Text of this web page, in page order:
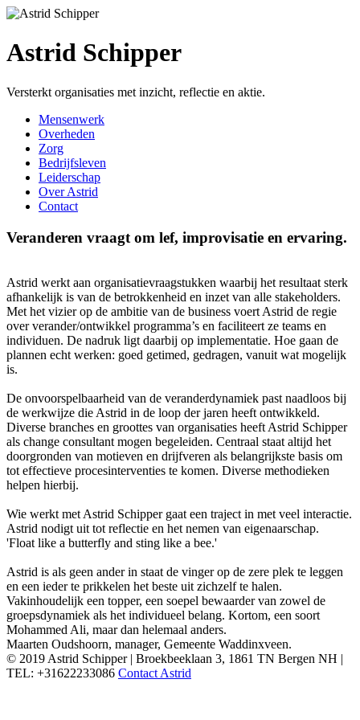
Astrid Schipper
Versterkt organisaties met inzicht, reflectie en aktie.
Mensenwerk
Overheden
Zorg
Bedrijfsleven
Leiderschap
Over Astrid
Contact
Veranderen vraagt om lef, improvisatie en ervaring.
Astrid werkt aan organisatievraagstukken waarbij het resultaat sterk
afhankelijk is van de betrokkenheid en inzet van alle stakeholders.
Met het vizier op de ambitie van de business voert Astrid de regie
over verander/ontwikkel programma’s en faciliteert ze teams en
individuen. De nadruk ligt daarbij op implementatie. Hoe gaan de
plannen echt werken: goed getimed, gedragen, vanuit wat mogelijk
is.
De onvoorspelbaarheid van de veranderdynamiek past naadloos bij
de werkwijze die Astrid in de loop der jaren heeft ontwikkeld.
Diverse branches en groottes van organisaties heeft Astrid Schipper
als change consultant mogen begeleiden. Centraal staat altijd het
doorgronden van motieven en drijfveren als belangrijkste basis om
tot effectieve procesinterventies te komen. Diverse methodieken
helpen hierbij.
Wie werkt met Astrid Schipper gaat een traject in met veel interactie.
Astrid nodigt uit tot reflectie en het nemen van eigenaarschap.
'Float like a butterfly and sting like a bee.'
Astrid is als geen ander in staat de vinger op de zere plek te leggen
en een ieder te prikkelen het beste uit zichzelf te halen.
Vakinhoudelijk een topper, een soepel bewaarder van zowel de
groepsdynamiek als het individueel belang. Kortom, een soort
Mohammed Ali, maar dan helemaal anders.
Maarten Oudshoorn, manager, Gemeente Waddinxveen.
© 2019 Astrid Schipper | Broekbeeklaan 3, 1861 TN Bergen NH |
TEL: +31622233086 Contact Astrid